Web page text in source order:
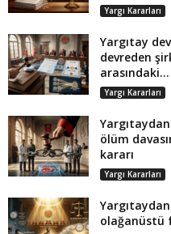
Yargı Kararları
Yargıtay
devreden
arasındaki...
Yargı Kararları
ölüm
kararı
Yargı Kararları
olağanüstü